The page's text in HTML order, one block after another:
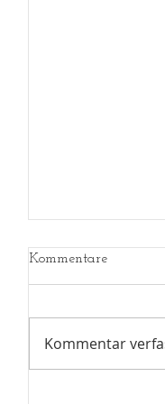
Kommentare
Kommentar